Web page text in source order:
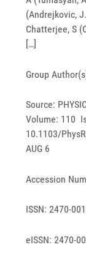
(Andrejkovic,
Chatterjee, S
[…]
Group
Source:
Volume: 110
10.1103/
AUG 6
Accession
ISSN: 2470-
eISSN: 2470-